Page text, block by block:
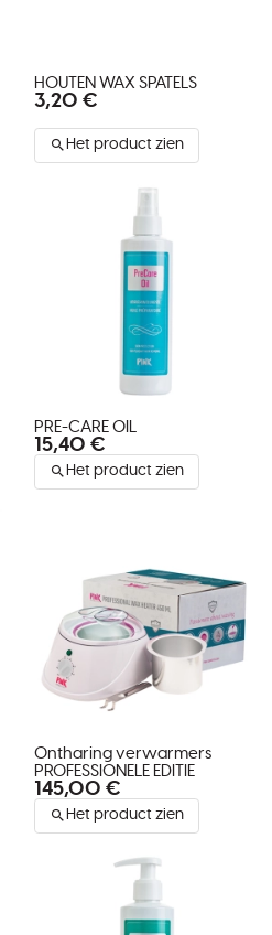
HOUTEN WAX SPATELS
3,20 €
Het product zien
PRE-CARE OIL
15,40 €
Het product zien
Ontharing verwarmers
PROFESSIONELE EDITIE
145,00 €
Het product zien